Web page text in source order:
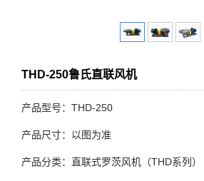
THD-250鲁氏直联风机
产品型号：THD-250
产品尺寸：以图为准
产品分类：直联式罗茨风机（THD系列）